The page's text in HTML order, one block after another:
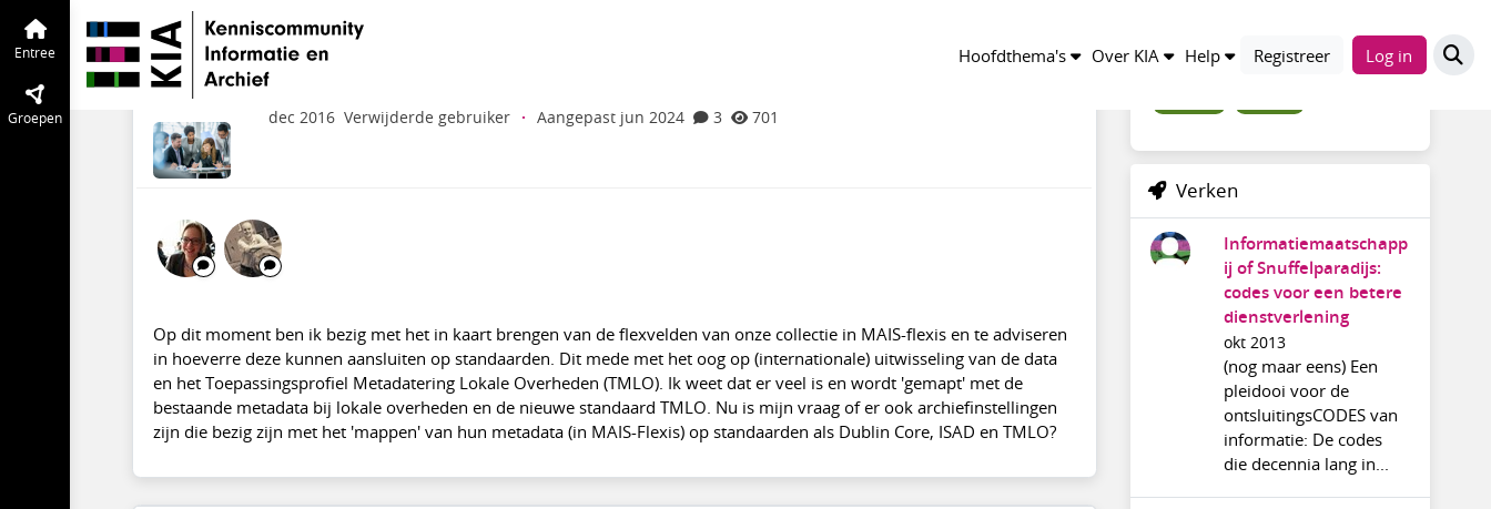
Hoofdthema's Over KIA Help Registreer Log in
Entree
Groepen
KIA Community Entree
'Mappen' MAIS-Flexis velden met standaarden als DublinCore,
TMLO etc.
dec 2016 Verwijderde gebruiker · Aangepast jun 2024 3 701
Op dit moment ben ik bezig met het in kaart brengen van de flexvelden van onze collectie in MAIS-flexis en te adviseren
in hoeverre deze kunnen aansluiten op standaarden. Dit mede met het oog op (internationale) uitwisseling van de data
en het Toepassingsprofiel Metadatering Lokale Overheden (TMLO). Ik weet dat er veel is en wordt 'gemapt' met de
bestaande metadata bij lokale overheden en de nieuwe standaard TMLO. Nu is mijn vraag of er ook archiefinstellingen
zijn die bezig zijn met het 'mappen' van hun metadata (in MAIS-Flexis) op standaarden als Dublin Core, ISAD en TMLO?
Verken
Informatiemaatschapp
ij of Snuffelparadijs:
codes voor een betere
dienstverlening
okt 2013
(nog maar eens) Een
pleidooi voor de
ontsluitingsCODES van
informatie: De codes
die decennia lang in...